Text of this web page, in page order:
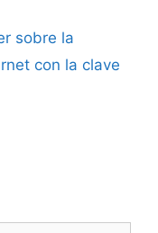
sobre la
con la clave